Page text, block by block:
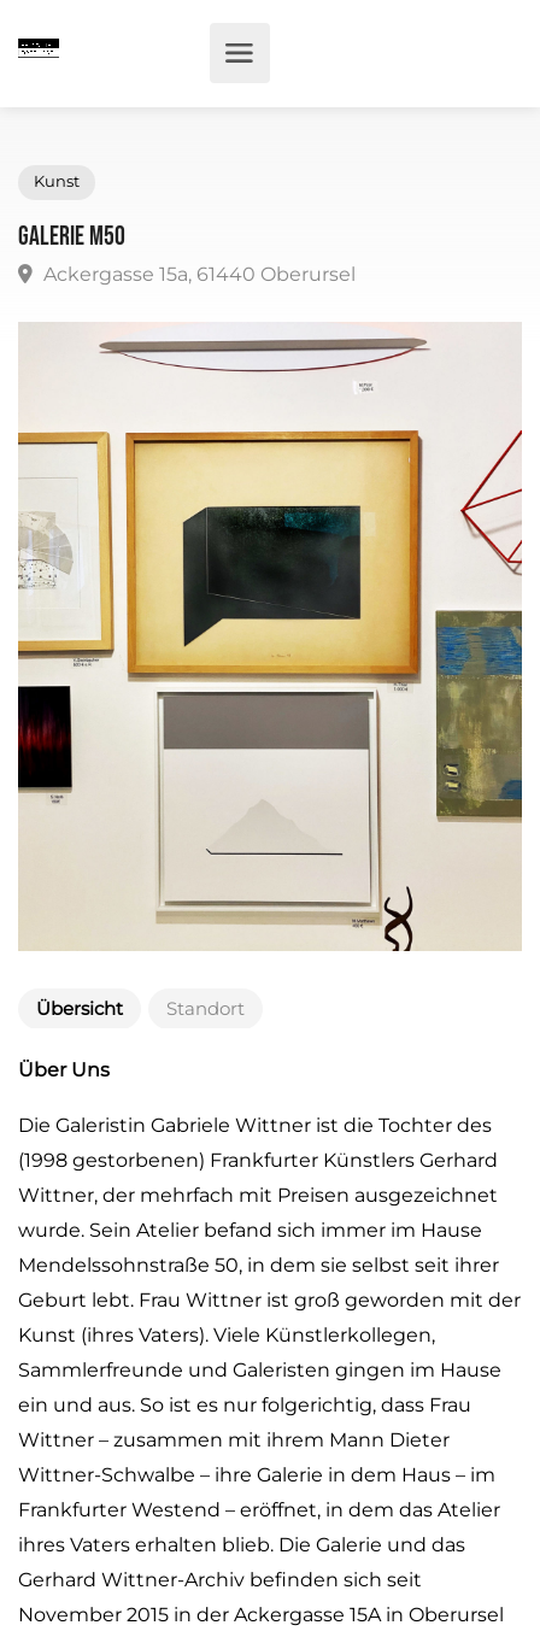
Galerie m50
Übersicht Standort
Über Uns
Die Galeristin Gabriele Wittner ist die Tochter des
(1998 gestorbenen) Frankfurter Künstlers Gerhard
Wittner, der mehrfach mit Preisen ausgezeichnet
wurde. Sein Atelier befand sich immer im Hause
Mendelssohnstraße 50, in dem sie selbst seit ihrer
Geburt lebt. Frau Wittner ist groß geworden mit der
Kunst (ihres Vaters). Viele Künstlerkollegen,
Sammlerfreunde und Galeristen gingen im Hause
ein und aus. So ist es nur folgerichtig, dass Frau
Wittner – zusammen mit ihrem Mann Dieter
Wittner-Schwalbe – ihre Galerie in dem Haus – im
Frankfurter Westend – eröffnet, in dem das Atelier
ihres Vaters erhalten blieb. Die Galerie und das
Gerhard Wittner-Archiv befinden sich seit
November 2015 in der Ackergasse 15A in Oberursel